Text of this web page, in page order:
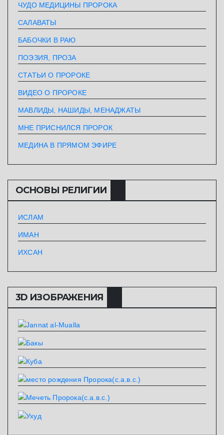
ЧУДО МЕДИЦИНЫ ПРОРОКА
САЛАВАТЫ
БАБОЧКИ В РАЮ
ПОЭЗИЯ, ПРОЗА
СТАТЬИ О ПРОРОКЕ
ВИДЕО О ПРОРОКЕ
МАВЛИДЫ, НАШИДЫ, МЕНАДЖАТЫ
МНЕ ПРИСНИЛСЯ ПРОРОК
МЕДИНА В ПРЯМОМ ЭФИРЕ
ОСНОВЫ РЕЛИГИИ
ИСЛАМ
ИМАН
ИХСАН
3D ИЗОБРАЖЕНИЯ